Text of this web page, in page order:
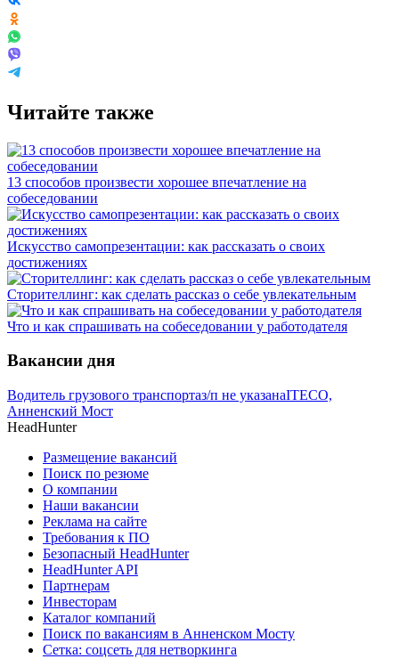
Читайте также
13 способов произвести хорошее впечатление на
собеседовании
Искусство самопрезентации: как рассказать о своих
достижениях
Сторителлинг: как сделать рассказ о себе увлекательным
Что и как спрашивать на собеседовании у работодателя
Вакансии дня
Водитель грузового транспортаз/п не указанаITECO,
Анненский Мост
HeadHunter
Размещение вакансий
Поиск по резюме
О компании
Наши вакансии
Реклама на сайте
Требования к ПО
Безопасный HeadHunter
HeadHunter API
Партнерам
Инвесторам
Каталог компаний
Поиск по вакансиям в Анненском Мосту
Сетка: соцсеть для нетворкинга